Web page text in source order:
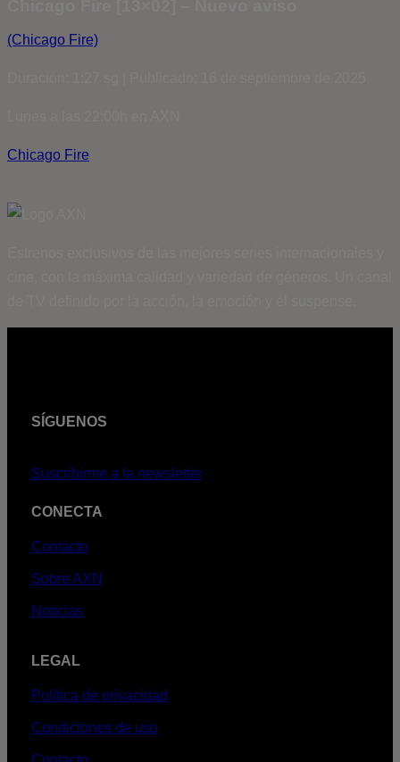
(Chicago Fire)
Chicago Fire
SÍGUENOS
Suscribirme a la newsletter
CONECTA
Contacto
Sobre AXN
Noticias
LEGAL
Política de privacidad
Condiciones de uso